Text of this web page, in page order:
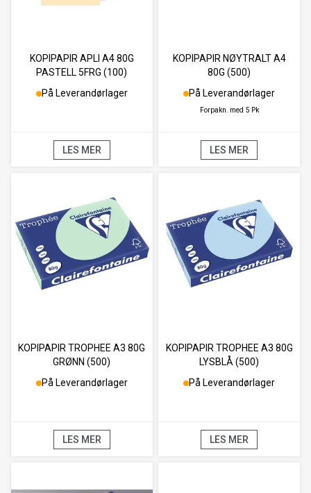
KOPIPAPIR APLI A4 80G
PASTELL 5FRG (100)
På Leverandørlager
LES MER
KOPIPAPIR NØYTRALT A4
80G (500)
På Leverandørlager
Forpakn. med 5 Pk
LES MER
KOPIPAPIR TROPHEE A3 80G
GRØNN (500)
På Leverandørlager
LES MER
KOPIPAPIR TROPHEE A3 80G
LYSBLÅ (500)
På Leverandørlager
LES MER